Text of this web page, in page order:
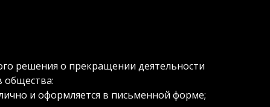
решения о прекращении деятельности
общества:
и оформляется в письменной форме;